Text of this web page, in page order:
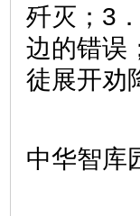
歼灭；3
边的错误
徒展开劝
中华智库